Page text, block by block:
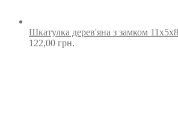
Шкатулка дерев'яна з замком
122,00 грн.